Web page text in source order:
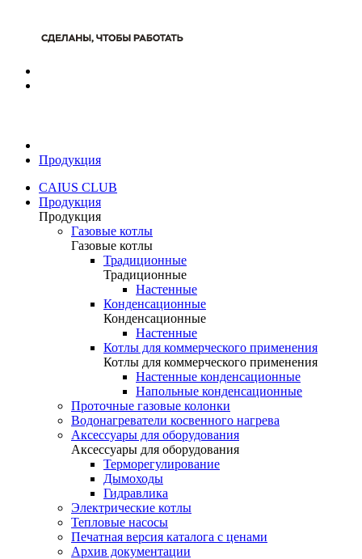
Продукция
CAIUS CLUB
Продукция
Продукция
Газовые котлы
Газовые котлы
Традиционные
Традиционные
Настенные
Конденсационные
Конденсационные
Настенные
Котлы для коммерческого применения
Котлы для коммерческого применения
Настенные конденсационные
Напольные конденсационные
Проточные газовые колонки
Водонагреватели косвенного нагрева
Аксессуары для оборудования
Аксессуары для оборудования
Терморегулирование
Дымоходы
Гидравлика
Электрические котлы
Тепловые насосы
Печатная версия каталога с ценами
Архив документации